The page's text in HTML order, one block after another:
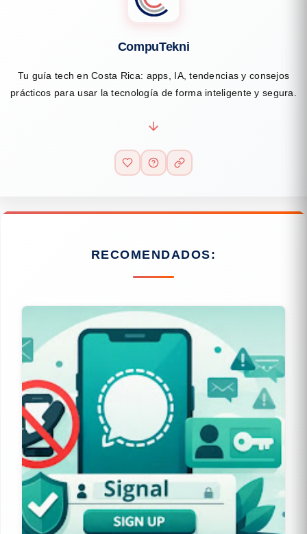
CompuTekni
Tu guía tech en Costa Rica: apps, IA, tendencias y consejos
prácticos para usar la tecnología de forma inteligente y segura.
RECOMENDADOS: